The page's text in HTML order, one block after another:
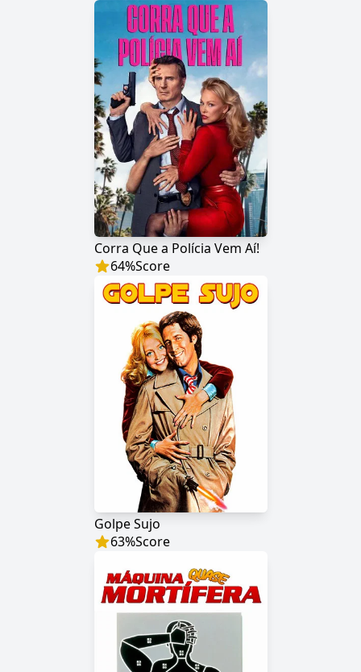
Corra Que a Polícia Vem Aí!
64%Score
Golpe Sujo
63%Score